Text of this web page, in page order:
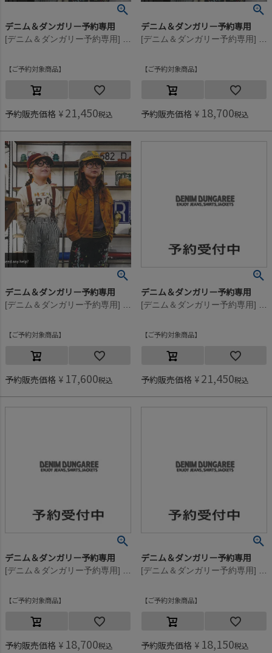
デニム＆ダンガリー予約専用
ご予約対象商品
予約販売価格 ¥ 21,450税込
デニム＆ダンガリー予約専用
ご予約対象商品
予約販売価格 ¥ 18,700税込
デニム＆ダンガリー予約専用
ご予約対象商品
予約販売価格 ¥ 17,600税込
デニム＆ダンガリー予約専用
ご予約対象商品
予約販売価格 ¥ 21,450税込
デニム＆ダンガリー予約専用
ご予約対象商品
予約販売価格 ¥ 18,700税込
デニム＆ダンガリー予約専用
ご予約対象商品
予約販売価格 ¥ 18,150税込